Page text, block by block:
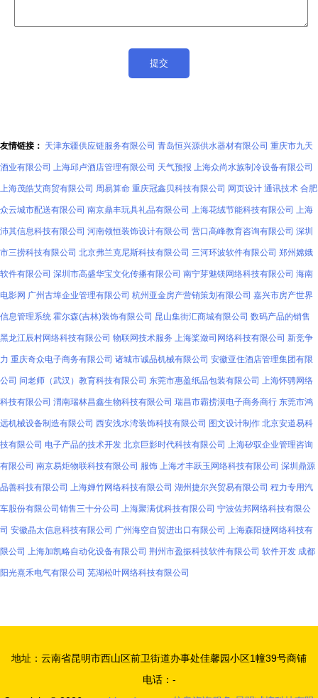
友情链接： 天津东疆供应链服务有限公司 青岛恒兴源供水器材有限公司 重庆市九天
酒业有限公司 上海邱卢酒店管理有限公司 天气预报 上海众尚水族制冷设备有限公司
上海茂皓艾商贸有限公司 周易算命 重庆冠鑫贝科技有限公司 网页设计 通讯技术 合肥
众云城市配送有限公司 南京鼎丰玩具礼品有限公司 上海花绒节能科技有限公司 上海
沛其信息科技有限公司 河南领恒装饰设计有限公司 营口高峰教育咨询有限公司 深圳
市三捞科技有限公司 北京弗兰克尼斯科技有限公司 三河环波软件有限公司 郑州嫦娥
软件有限公司 深圳市高盛华宝文化传播有限公司 南宁芽魅镁网络科技有限公司 海南
电影网 广州古埠企业管理有限公司 杭州亚金房产营销策划有限公司 嘉兴市房产世界
信息管理系统 霍尔森(吉林)装饰有限公司 昆山集街汇商城有限公司 数码产品的销售
黑龙江辰村网络科技有限公司 物联网技术服务 上海桨潋司网络科技有限公司 新竞争
力 重庆奇众电子商务有限公司 诸城市诚品机械有限公司 安徽亚住酒店管理集团有限
公司 问老师（武汉）教育科技有限公司 东莞市惠盈纸品包装有限公司 上海怀骋网络
科技有限公司 渭南瑞林昌鑫生物科技有限公司 瑞昌市霸捞漠电子商务商行 东莞市鸿
远机械设备制造有限公司 西安浅水湾装饰科技有限公司 图文设计制作 北京安道易科
技有限公司 电子产品的技术开发 北京巨影时代科技有限公司 上海矽驭企业管理咨询
有限公司 南京易炬物联科技有限公司 服饰 上海才丰跃玉网络科技有限公司 深圳鼎源
品善科技有限公司 上海婵竹网络科技有限公司 湖州捷尔兴贸易有限公司 程力专用汽
车股份有限公司销售三十分公司 上海聚满优科技有限公司 宁波佐邦网络科技有限公
司 安徽晶太信息科技有限公司 广州海空自贸进出口有限公司 上海森阳捷网络科技有
限公司 上海加凯略自动化设备有限公司 荆州市盈振科技软件有限公司 软件开发 成都
阳光熹禾电气有限公司 芜湖松叶网络科技有限公司
地址：云南省昆明市西山区前卫街道办事处佳馨园小区1幢39号商铺
电话：-